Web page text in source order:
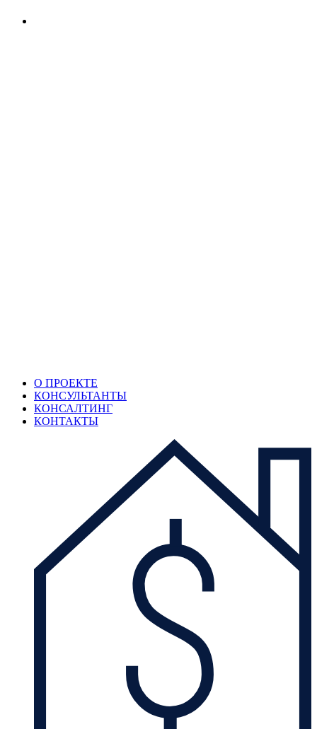
О ПРОЕКТЕ
КОНСУЛЬТАНТЫ
КОНСАЛТИНГ
КОНТАКТЫ